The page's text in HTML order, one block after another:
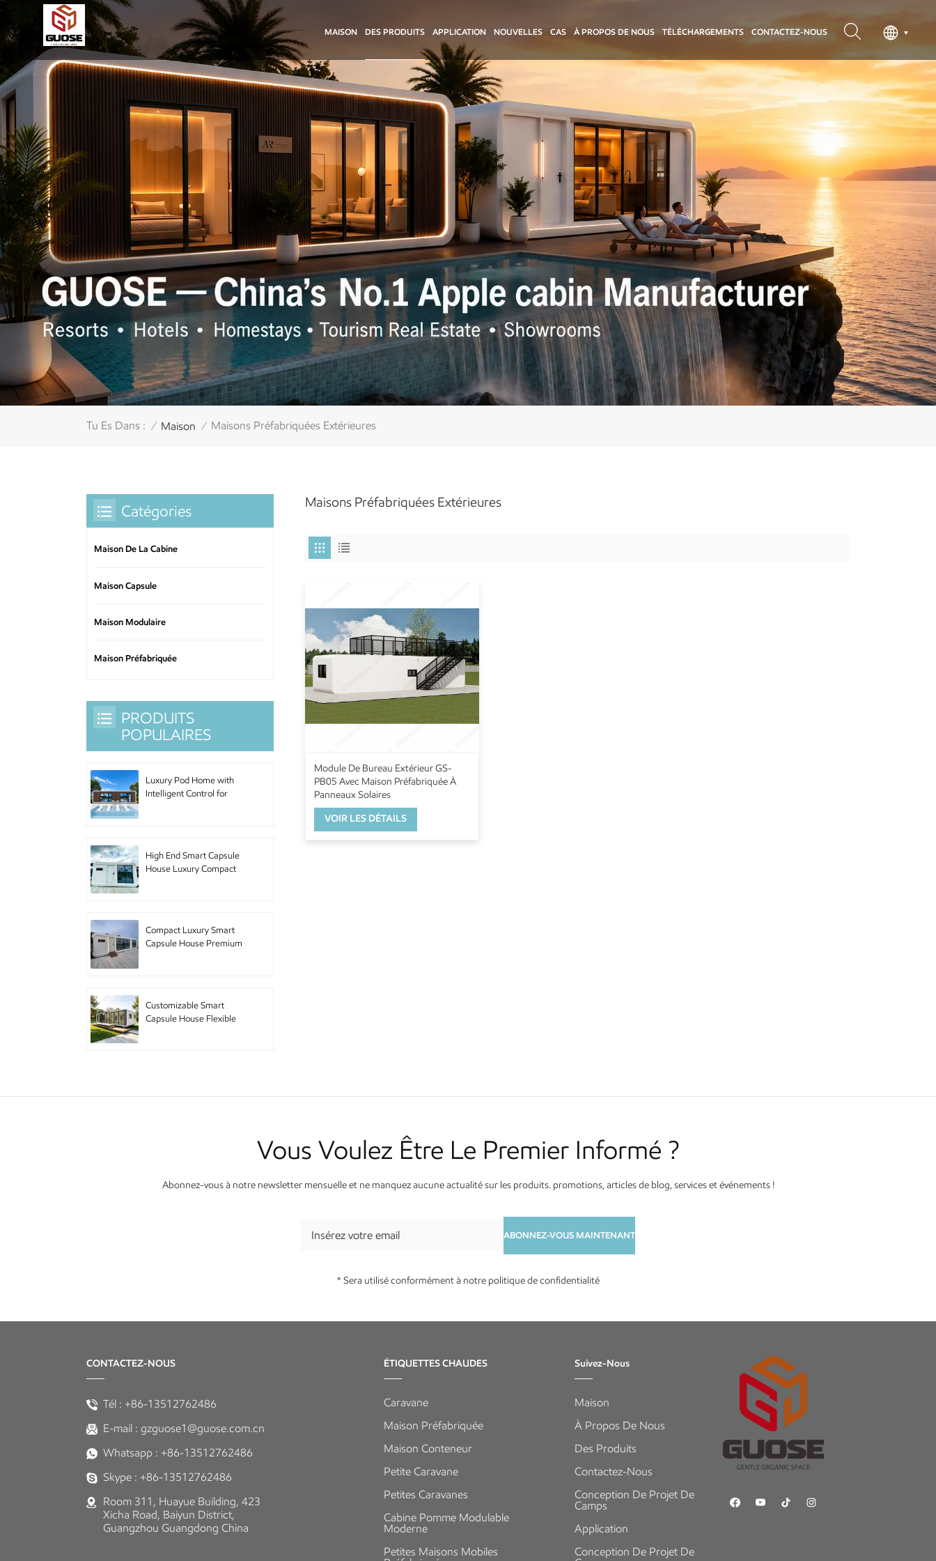
MAISON DES PRODUITS APPLICATION NOUVELLES CAS À PROPOS DE NOUS TÉLÉCHARGEMENTS CONTACTEZ-NOUS
Tu Es Dans : / Maison / Maisons Préfabriquées Extérieures
Maisons Préfabriquées Extérieures
Module De Bureau Extérieur GS-
PB05 Avec Maison Préfabriquée À
Panneaux Solaires
VOIR LES DÉTAILS
Catégories
Maison De La Cabine
Maison Capsule
Maison Modulaire
Maison Préfabriquée
PRODUITS
POPULAIRES
Luxury Pod Home with
Intelligent Control for
High End Smart Capsule
House Luxury Compact
Compact Luxury Smart
Capsule House Premium
Customizable Smart
Capsule House Flexible
électroménagers
Vous Voulez Être Le Premier Informé ?
Abonnez-vous à notre newsletter mensuelle et ne manquez aucune actualité sur les produits. promotions, articles de blog, services et événements !
ABONNEZ-VOUS MAINTENANT
* Sera utilisé conformément à notre politique de confidentialité
CONTACTEZ-NOUS
Tél : +86-13512762486
E-mail : gzguose1@guose.com.cn
Whatsapp : +86-13512762486
Skype : +86-13512762486
Room 311, Huayue Building, 423
Xicha Road, Baiyun District,
Guangzhou Guangdong China
ÉTIQUETTES CHAUDES
Caravane
Maison Préfabriquée
Maison Conteneur
Petite Caravane
Petites Caravanes
Cabine Pomme Modulable
Moderne
Petites Maisons Mobiles
Suivez-Nous
Maison
À Propos De Nous
Des Produits
Contactez-Nous
Conception De Projet De
Camps
Application
Conception De Projet De